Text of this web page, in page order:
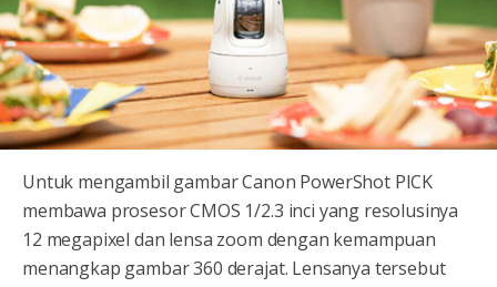
Untuk mengambil gambar Canon PowerShot PICK
membawa prosesor CMOS 1/2.3 inci yang resolusinya
12 megapixel dan lensa zoom dengan kemampuan
menangkap gambar 360 derajat. Lensanya tersebut